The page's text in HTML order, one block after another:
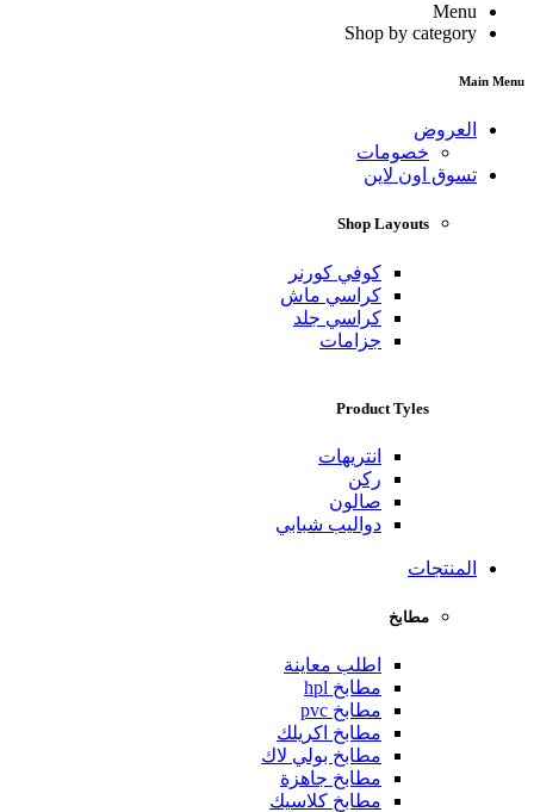
Menu
Shop by category
Main Menu
العروض
خصومات
تسوق اون لاين
Shop Layouts
كوفي كورنر
كراسي ماش
كراسي جلد
جزامات
Product Tyles
انتريهات
ركن
صالون
دواليب شبابي
المنتجات
مطابخ
اطلب معاينة
مطابخ hpl
مطابخ pvc
مطابخ اكريلك
مطابخ بولي لاك
مطابخ جاهزة
مطابخ كلاسيك